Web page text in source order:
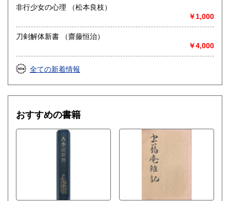
非行少女の心理 （松本良枝）
￥1,000
刀剣解体新書 （齋藤恒治）
￥4,000
全ての新着情報
おすすめの書籍